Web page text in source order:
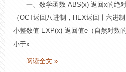
一、数学函数 ABS(x) 返回x的绝
（OCT返回八进制，HEX返回十六进
小整数值 EXP(x) 返回值e（自然对数
小于x...
阅读全文 »